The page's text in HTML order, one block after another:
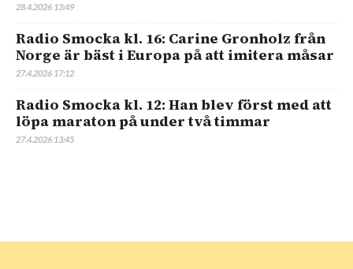
28.4.2026 13:49
Radio Smocka kl. 16: Carine Gronholz från
Norge är bäst i Europa på att imitera måsar
27.4.2026 17:12
Radio Smocka kl. 12: Han blev först med att
löpa maraton på under två timmar
27.4.2026 13:45